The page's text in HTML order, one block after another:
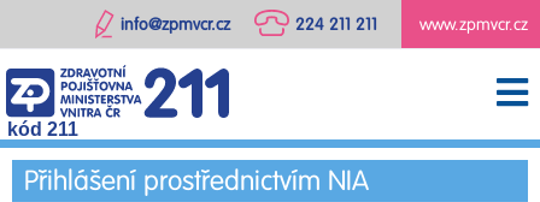
www.zpmvcr.cz
224 211 211
info@zpmvcr.cz
kód 211
Přihlášení prostřednictvím NIA